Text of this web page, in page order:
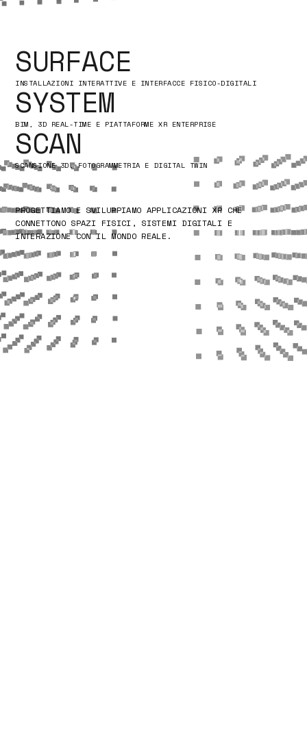
SURFACE
INSTALLAZIONI INTERATTIVE E INTERFACCE FISICO-DIGITALI
SYSTEM
BIM, 3D REAL-TIME E PIATTAFORME XR ENTERPRISE
SCAN
SCANSIONE 3D, FOTOGRAMMETRIA E DIGITAL TWIN
PROGETTIAMO E SVILUPPIAMO APPLICAZIONI XR CHE
CONNETTONO SPAZI FISICI, SISTEMI DIGITALI E
INTERAZIONE CON IL MONDO REALE.